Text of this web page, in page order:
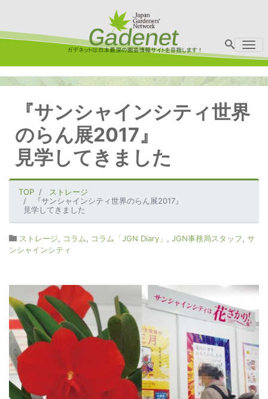
『サンシャインシティ世界
のらん展2017』
見学してきました
TOP
ストレージ
『サンシャインシティ世界のらん展2017』
見学してきました
ストレージ コラム コラム「JGN Diary」 JGN事務局スタッフ サ
ンシャインシティ